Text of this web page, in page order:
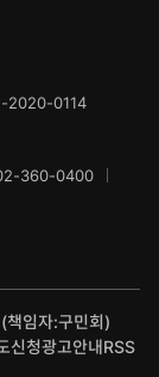
2020-0114
360-0400
책임자:구민회)
신청광고안내RSS